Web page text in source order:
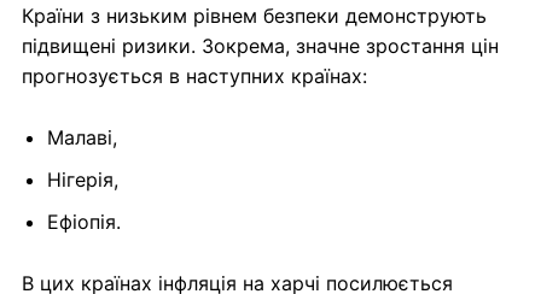
Країни з низьким рівнем безпеки демонструють
підвищені ризики. Зокрема, значне зростання цін
прогнозується в наступних країнах:
Малаві,
Нігерія,
Ефіопія.
В цих країнах інфляція на харчі посилюється